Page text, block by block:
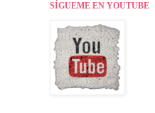
SÍGUEME EN YOUTUBE